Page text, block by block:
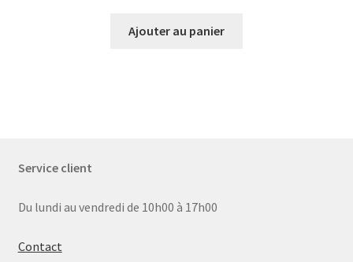
Ajouter au panier
Service client
Du lundi au vendredi de 10h00 à 17h00
Contact